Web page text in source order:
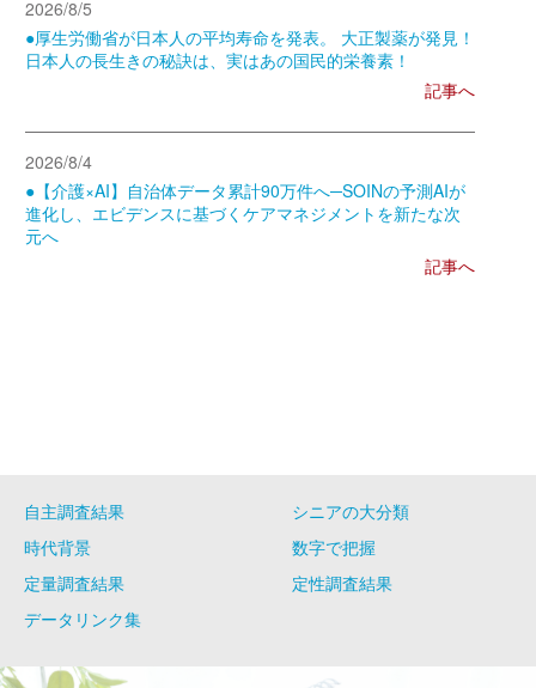
2026/8/5
●厚生労働省が日本人の平均寿命を発表。 大正製薬が発見！
日本人の長生きの秘訣は、実はあの国民的栄養素！
記事へ
2026/8/4
●【介護×AI】自治体データ累計90万件へ─SOINの予測AIが
進化し、エビデンスに基づくケアマネジメントを新たな次
元へ
記事へ
自主調査結果
シニアの大分類
時代背景
数字で把握
定量調査結果
定性調査結果
データリンク集